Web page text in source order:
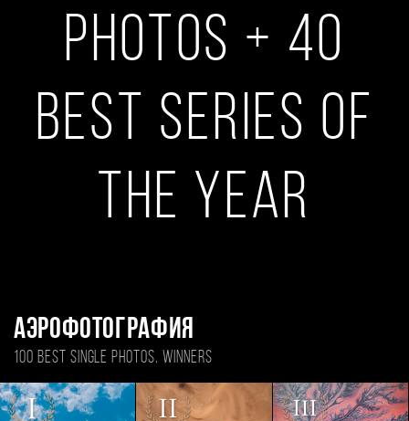
PHOTOS + 40
BEST SERIES OF
THE YEAR
Аэрофотография
100 BEST SINGLE PHOTOS, WINNERS